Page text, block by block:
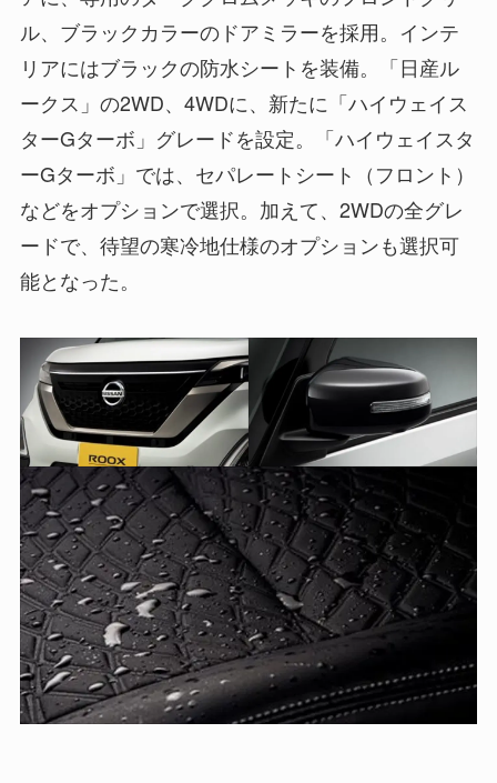
ル、ブラックカラーのドアミラーを採用。インテ
リアにはブラックの防水シートを装備。「日産ル
ークス」の2WD、4WDに、新たに「ハイウェイス
ターGターボ」グレードを設定。「ハイウェイスタ
ーGターボ」では、セパレートシート（フロント）
などをオプションで選択。加えて、2WDの全グレ
ードで、待望の寒冷地仕様のオプションも選択可
能となった。